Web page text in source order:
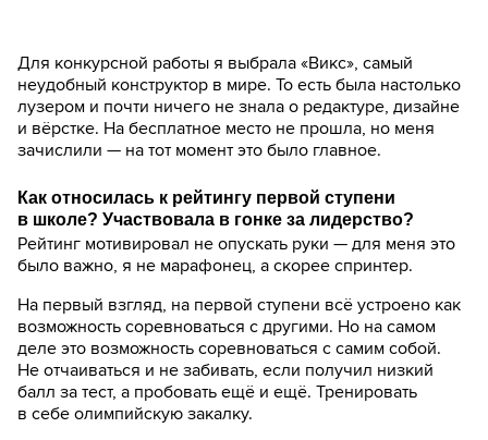
Для конкурсной работы я выбрала «Викс», самый
неудобный конструктор в мире. То есть была настолько
лузером и почти ничего не знала о редактуре, дизайне
и вёрстке. На бесплатное место не прошла, но меня
зачислили — на тот момент это было главное.
Как относилась к рейтингу первой ступени
в школе? Участвовала в гонке за лидерство?
Рейтинг мотивировал не опускать руки — для меня это
было важно, я не марафонец, а скорее спринтер.
На первый взгляд, на первой ступени всё устроено как
возможность соревноваться с другими. Но на самом
деле это возможность соревноваться с самим собой.
Не отчаиваться и не забивать, если получил низкий
балл за тест, а пробовать ещё и ещё. Тренировать
в себе олимпийскую закалку.